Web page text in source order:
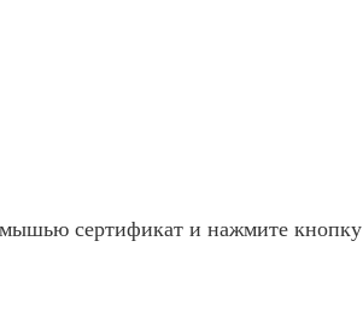
сертификат и нажмите кнопку